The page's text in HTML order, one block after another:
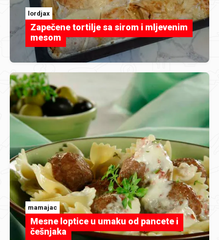
lordjax
Zapečene tortilje sa sirom i mljevenim
mesom
mamajac
Mesne loptice u umaku od pancete i
češnjaka